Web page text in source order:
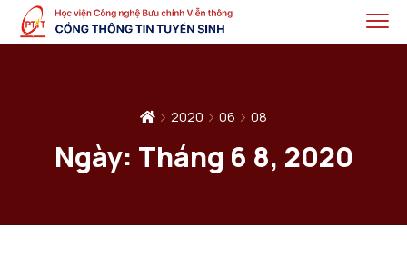
2020 06 08
Ngày: Tháng 6 8, 2020